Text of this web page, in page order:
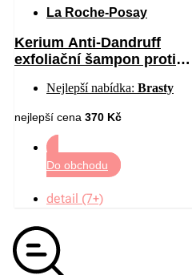
La Roche-Posay
Kerium Anti-Dandruff
exfoliační šampon proti
Nejlepší nabídka: Brasty
nejlepší cena 370 Kč
Do obchodu
detail (7+)